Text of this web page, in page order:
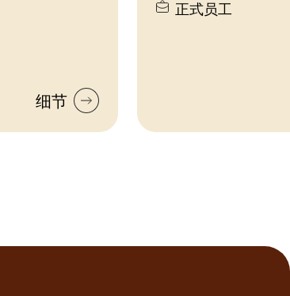
细节
正式员工